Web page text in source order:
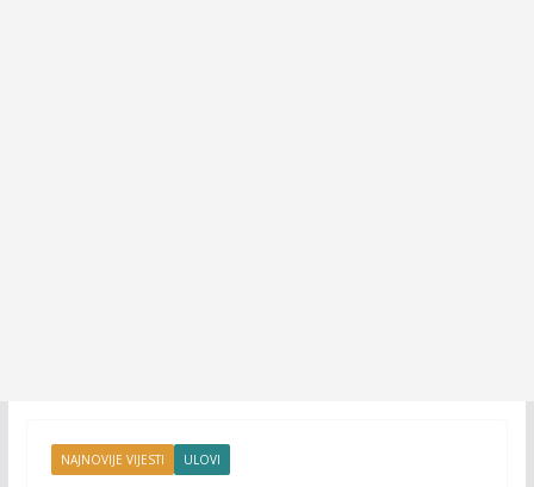
NAJNOVIJE VIJESTI ULOVI